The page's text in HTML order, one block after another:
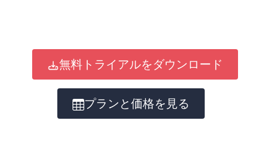
無料トライアルをダウンロード
プランと価格を見る